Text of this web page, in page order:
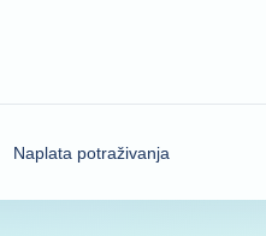
Naplata potraživanja